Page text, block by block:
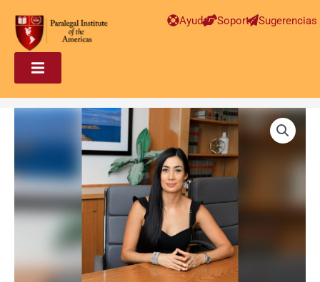
Ayuda Soporte Sugerencias
Paralegal
–
Ana
Carolina